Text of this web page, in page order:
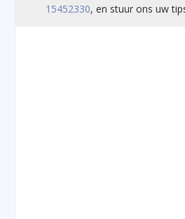
15452330, en stuur ons uw